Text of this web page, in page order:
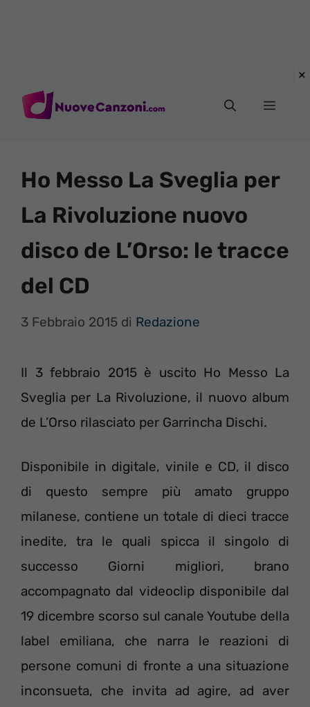
Menu
Ho Messo La Sveglia per
La Rivoluzione nuovo
disco de L’Orso: le tracce
del CD
3 Febbraio 2015 di Redazione
Il 3 febbraio 2015 è uscito Ho Messo La
Sveglia per La Rivoluzione, il nuovo album
de L’Orso rilasciato per Garrincha Dischi.
Disponibile in digitale, vinile e CD, il disco
di questo sempre più amato gruppo
milanese, contiene un totale di dieci tracce
inedite, tra le quali spicca il singolo di
successo Giorni migliori, brano
accompagnato dal videoclip disponibile dal
19 dicembre scorso sul canale Youtube della
label emiliana, che narra le reazioni di
persone comuni di fronte a una situazione
inconsueta, che invita ad agire, ad aver